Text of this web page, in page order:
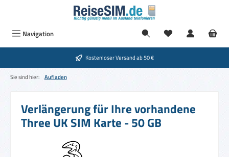
Zum Hauptinhalt springen
Navigation
Kostenloser Versand ab 50 €
Sie sind hier: Aufladen
Verlängerung für Ihre vorhandene
Three UK SIM Karte - 50 GB